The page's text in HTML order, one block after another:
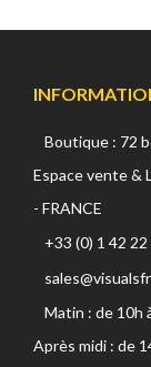
Boutique : 72
Espace vente &
- FRANCE
+33 (0) 1 42 22
Matin : de 10h
Après midi : de